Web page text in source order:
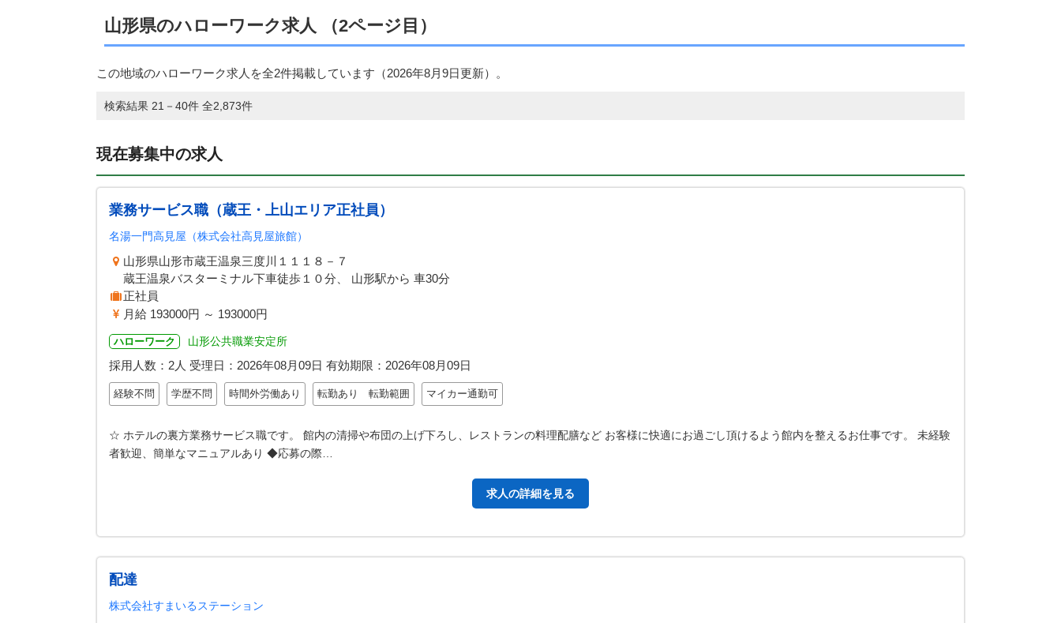
山形県のハローワーク求人 （2ページ目）
この地域のハローワーク求人を全2件掲載しています（2026年8月9日更新）。
検索結果 21－40件 全2,873件
現在募集中の求人
業務サービス職（蔵王・上山エリア正社員）
名湯一門高見屋（株式会社高見屋旅館）
山形県山形市蔵王温泉三度川１１１８－７
蔵王温泉バスターミナル下車徒歩１０分、 山形駅から 車30分
正社員
月給 193000円 ～ 193000円
ハローワーク 山形公共職業安定所
採用人数：2人 受理日： 2026年08月09日 有効期限： 2026年08月09日
経験不問 学歴不問 時間外労働あり 転勤あり 転勤範囲 マイカー通勤可
☆ ホテルの裏方業務サービス職です。 館内の清掃や布団の上げ下ろし、レストランの料理配膳など お客様に快適にお過ごし頂けるよう館内を整えるお仕事です。 未経験
者歓迎、簡単なマニュアルあり ◆応募の際…
求人の詳細を見る
配達
株式会社すまいるステーション